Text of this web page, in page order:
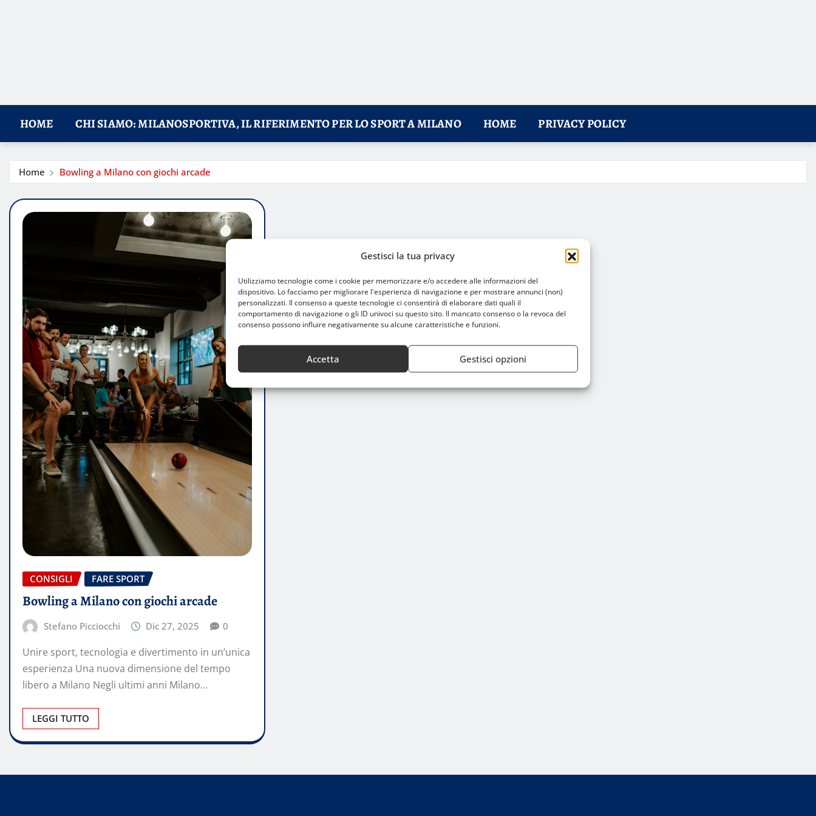
Gestisci la tua privacy
Utilizziamo tecnologie come i cookie per memorizzare e/o accedere alle informazioni del
dispositivo. Lo facciamo per migliorare l'esperienza di navigazione e per mostrare annunci (non)
personalizzati. Il consenso a queste tecnologie ci consentirà di elaborare dati quali il
comportamento di navigazione o gli ID univoci su questo sito. Il mancato consenso o la revoca del
consenso possono influire negativamente su alcune caratteristiche e funzioni.
Accetta Gestisci opzioni
HOME CHI SIAMO: MILANOSPORTIVA, IL RIFERIMENTO PER LO SPORT A MILANO HOME PRIVACY POLICY
Home Bowling a Milano con giochi arcade
CONSIGLI FARE SPORT
Bowling a Milano con giochi arcade
Stefano Picciocchi Dic 27, 2025 0
Unire sport, tecnologia e divertimento in un’unica
esperienza Una nuova dimensione del tempo
libero a Milano Negli ultimi anni Milano…
LEGGI TUTTO